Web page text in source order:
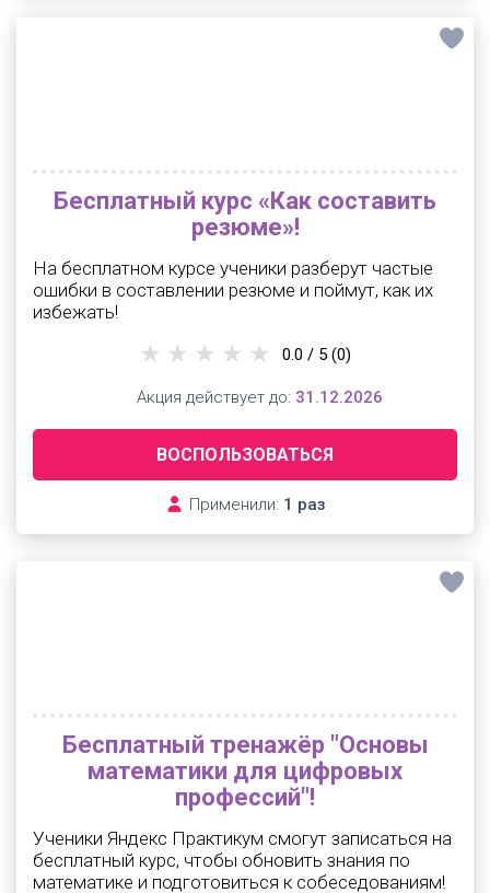
Бесплатный курс «Как составить
резюме»!
На бесплатном курсе ученики разберут частые
ошибки в составлении резюме и поймут, как их
избежать!
ВОСПОЛЬЗОВАТЬСЯ
Применили: 1 раз
0.0 / 5 (0)
Акция действует до: 31.12.2026
Бесплатный тренажёр "Основы
математики для цифровых
профессий"!
Ученики Яндекс Практикум смогут записаться на
бесплатный курс, чтобы обновить знания по
математике и подготовиться к собеседованиям!